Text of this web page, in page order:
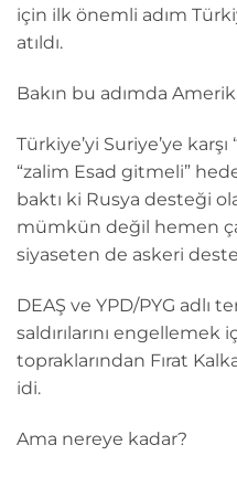
için ilk önemli adım
atıldı.
Bakın bu adımda
Türkiye’yi Suriye’ye karşı
“zalim Esad gitmeli”
baktı ki Rusya desteği
mümkün değil hemen
siyaseten de askeri
DEAŞ ve YPD/PYG adlı
saldırılarını
topraklarından Fırat
idi.
Ama nereye kadar?